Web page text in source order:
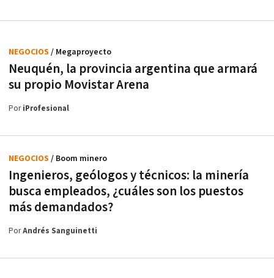
Neuquén, la provincia argentina que armará
su propio Movistar Arena
NEGOCIOS / Megaproyecto
PoriProfesional
Ingenieros, geólogos y técnicos: la minería
busca empleados, ¿cuáles son los puestos
más demandados?
NEGOCIOS / Boom minero
PorAndrés Sanguinetti